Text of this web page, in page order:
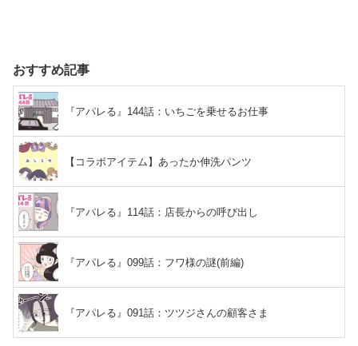
おすすめ記事
『アパレる』144話：いちごを乗せるお仕事
【コラボアイテム】あったか伸洗パンツ
『アパレる』114話：店長からの呼び出し
『アパレる』099話：フワ様の謎(前編)
『アパレる』091話：ツツジさんの顧客さま